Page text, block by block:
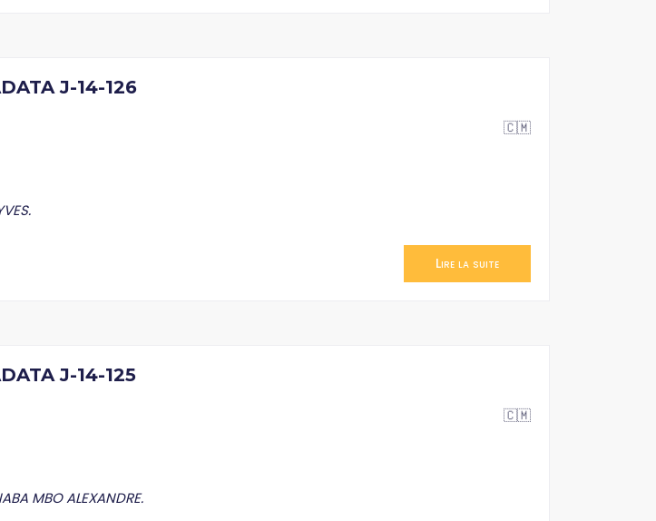
J-14-126
🇨🇲
Lire la suite
J-14-125
🇨🇲
MBO ALEXANDRE.